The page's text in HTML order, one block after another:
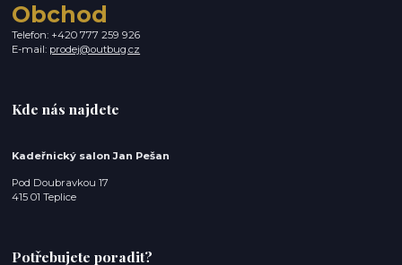
Obchod
Telefon: +420 777 259 926
E-mail: prodej@outbug.cz
Kde nás najdete
Kadeřnický salon Jan Pešan
Pod Doubravkou 17
415 01 Teplice
Potřebujete poradit?